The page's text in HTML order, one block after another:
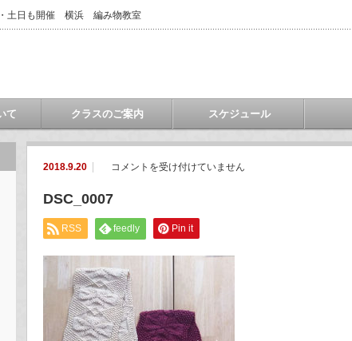
土日も開催 横浜 編み物教室
て クラスのご案内 スケジュール
2018.9.20
DSC_0007
コメントを受け付けていません
DSC_0007
RSS feedly Pin it